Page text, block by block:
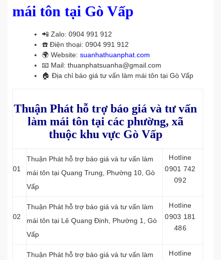
mái tôn tại Gò Vấp
📲 Zalo: 0904 991 912
☎️ Điện thoại: 0904 991 912
🌍 Website: suanhathuanphat.com
📧 Mail: thuanphatsuanha@gmail.com
🏠 Địa chỉ báo giá tư vấn làm mái tôn tại Gò Vấp
Thuận Phát hỗ trợ báo giá và tư vấn
làm mái tôn tại các phường, xã
thuộc khu vực Gò Vấp
01
Thuận Phát hỗ trợ báo giá và tư vấn làm
mái tôn tại Quang Trung, Phường 10, Gò
Vấp
Hotline
0901 742
092
02
Thuận Phát hỗ trợ báo giá và tư vấn làm
mái tôn tại Lê Quang Định, Phường 1, Gò
Vấp
Hotline
0903 181
486
Thuận Phát hỗ trợ báo giá và tư vấn làm
Hotline